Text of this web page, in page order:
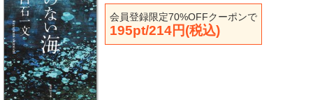
会員登録限定70%OFFクーポンで
195pt/214円(税込)